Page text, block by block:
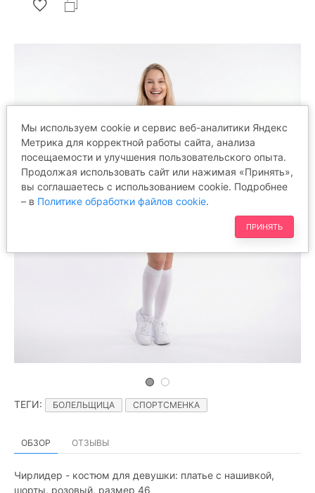
ТЕГИ: БОЛЕЛЬЩИЦА СПОРТСМЕНКА
ОБЗОР ОТЗЫВЫ
Чирлидер - костюм для девушки: платье с нашивкой,
шорты, розовый, размер 46
Мы используем cookie и сервис веб-аналитики Яндекс
Метрика для корректной работы сайта, анализа
посещаемости и улучшения пользовательского опыта.
Продолжая использовать сайт или нажимая «Принять»,
вы соглашаетесь с использованием cookie. Подробнее
– в Политике обработки файлов cookie.
ПРИНЯТЬ